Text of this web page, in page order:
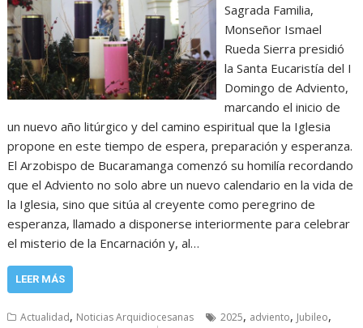
Sagrada Familia,
Monseñor Ismael
Rueda Sierra presidió
la Santa Eucaristía del I
Domingo de Adviento,
marcando el inicio de
un nuevo año litúrgico y del camino espiritual que la Iglesia
propone en este tiempo de espera, preparación y esperanza.
El Arzobispo de Bucaramanga comenzó su homilía recordando
que el Adviento no solo abre un nuevo calendario en la vida de
la Iglesia, sino que sitúa al creyente como peregrino de
esperanza, llamado a disponerse interiormente para celebrar
el misterio de la Encarnación y, al…
LEER MÁS
Actualidad, Noticias Arquidiocesanas 2025, adviento, Jubileo,